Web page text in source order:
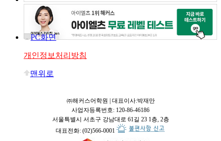
PC화면
개인정보처리방침
맨위로
㈜해커스어학원 | 대표이사:박재만
사업자등록번호: 120-86-46186
서울특별시 서초구 강남대로 61길 23 1층, 2층
대표전화: (02)566-0001